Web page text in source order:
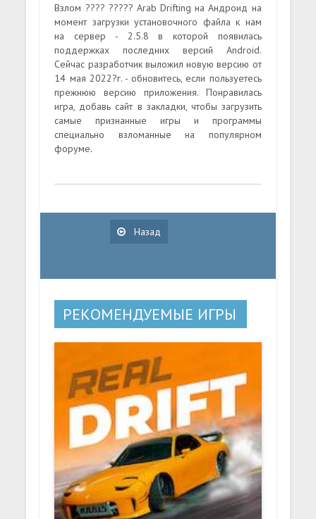
Взлом ???? ????? Arab Drifting на Андроид на
момент загрузки установочного файла к нам
на сервер - 2.5.8 в которой появилась
поддержках последних версий Android.
Сейчас разработчик выложил новую версию от
14 мая 2022?г. - обновитесь, если пользуетесь
прежнюю версию приложения. Понравилась
игра, добавь сайт в закладки, чтобы загрузить
самые признанные игры и программы
специально взломанные на популярном
форуме.
Назад
РЕКОМЕНДУЕМЫЕ ИГРЫ